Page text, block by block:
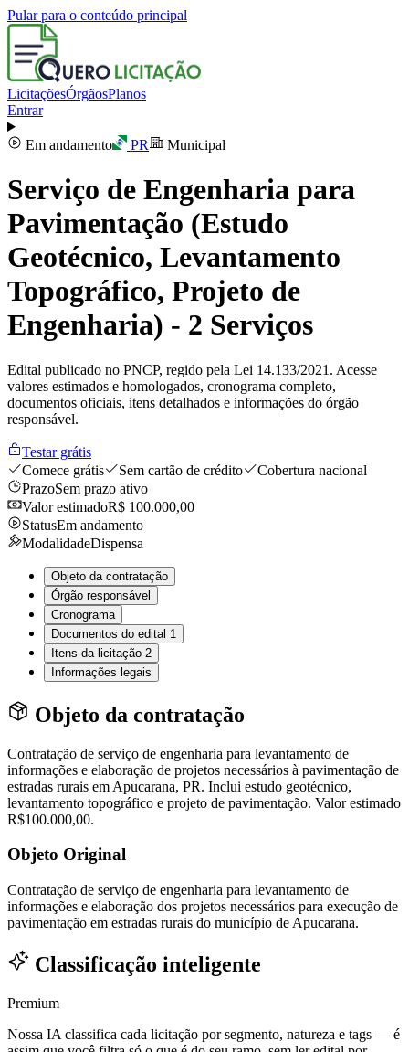
Pular para o conteúdo principal
LicitaçõesÓrgãosPlanos
Entrar
Em andamento PR Municipal
Serviço de Engenharia para
Pavimentação (Estudo
Geotécnico, Levantamento
Topográfico, Projeto de
Engenharia) - 2 Serviços
Edital publicado no PNCP, regido pela Lei 14.133/2021. Acesse
valores estimados e homologados, cronograma completo,
documentos oficiais, itens detalhados e informações do órgão
responsável.
Testar grátis
Comece grátis
Sem cartão de crédito
Cobertura nacional
PrazoSem prazo ativo
Valor estimadoR$ 100.000,00
StatusEm andamento
ModalidadeDispensa
Objeto da contratação
Órgão responsável
Cronograma
Documentos do edital 1
Itens da licitação 2
Informações legais
Objeto da contratação
Contratação de serviço de engenharia para levantamento de
informações e elaboração de projetos necessários à pavimentação de
estradas rurais em Apucarana, PR. Inclui estudo geotécnico,
levantamento topográfico e projeto de pavimentação. Valor estimado
R$100.000,00.
Objeto Original
Contratação de serviço de engenharia para levantamento de
informações e elaboração dos projetos necessários para execução de
pavimentação em estradas rurais do município de Apucarana.
Classificação inteligente
Premium
Nossa IA classifica cada licitação por segmento, natureza e tags — é